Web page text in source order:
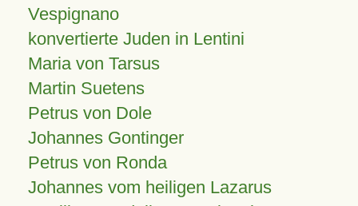
Vespignano
konvertierte Juden in Lentini
Maria von Tarsus
Martin Suetens
Petrus von Dole
Johannes Gontinger
Petrus von Ronda
Johannes vom heiligen Lazarus